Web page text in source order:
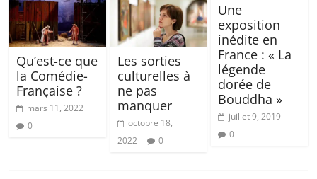
Qu’est-ce que
la Comédie-
Française ?
mars 11, 2022
0
Les sorties
culturelles à
ne pas
manquer
octobre 18,
2022
0
Une
exposition
inédite en
France : « La
légende
dorée de
Bouddha »
juillet 9, 2019
0